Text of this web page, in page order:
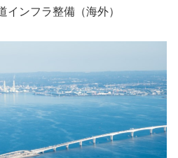
インフラ整備（海外）